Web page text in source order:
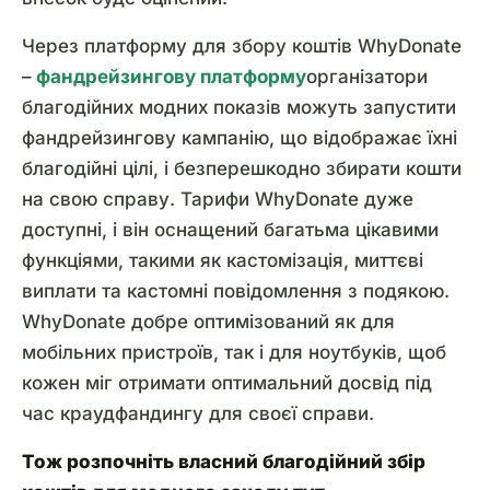
Через платформу для збору коштів WhyDonate
– фандрейзингову платформуорганізатори
благодійних модних показів можуть запустити
фандрейзингову кампанію, що відображає їхні
благодійні цілі, і безперешкодно збирати кошти
на свою справу. Тарифи WhyDonate дуже
доступні, і він оснащений багатьма цікавими
функціями, такими як кастомізація, миттєві
виплати та кастомні повідомлення з подякою.
WhyDonate добре оптимізований як для
мобільних пристроїв, так і для ноутбуків, щоб
кожен міг отримати оптимальний досвід під
час краудфандингу для своєї справи.
Тож розпочніть власний благодійний збір